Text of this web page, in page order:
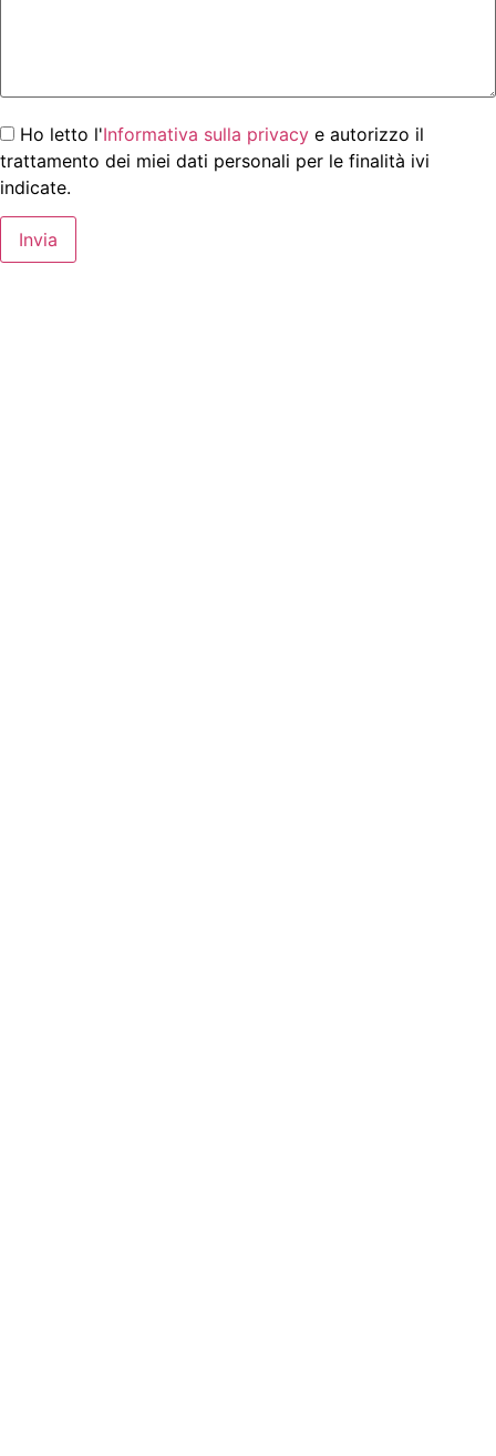
Ho letto l'Informativa sulla privacy e autorizzo il
trattamento dei miei dati personali per le finalità ivi
indicate.